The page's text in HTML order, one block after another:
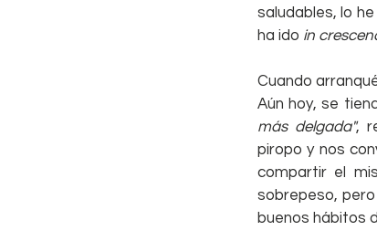
saludables, lo
ha ido in
Cuando
Aún hoy, se
más delgada",
piropo y nos
compartir el
sobrepeso,
buenos hábitos